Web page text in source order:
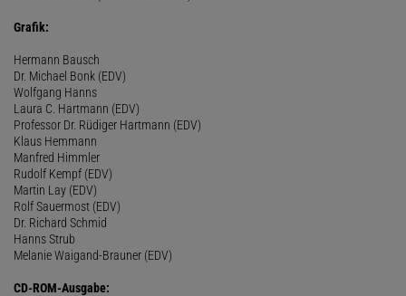
Grafik:
Hermann Bausch
Dr. Michael Bonk (EDV)
Wolfgang Hanns
Laura C. Hartmann (EDV)
Professor Dr. Rüdiger Hartmann (EDV)
Klaus Hemmann
Manfred Himmler
Rudolf Kempf (EDV)
Martin Lay (EDV)
Rolf Sauermost (EDV)
Dr. Richard Schmid
Hanns Strub
Melanie Waigand-Brauner (EDV)
CD-ROM-Ausgabe: